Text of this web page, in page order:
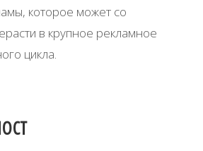
которое может со
в крупное рекламное
цикла.